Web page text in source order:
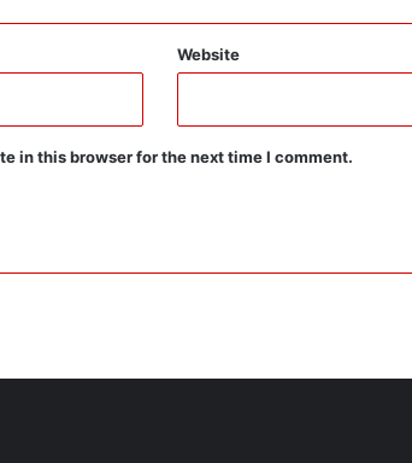
Website
in this browser for the next time I comment.